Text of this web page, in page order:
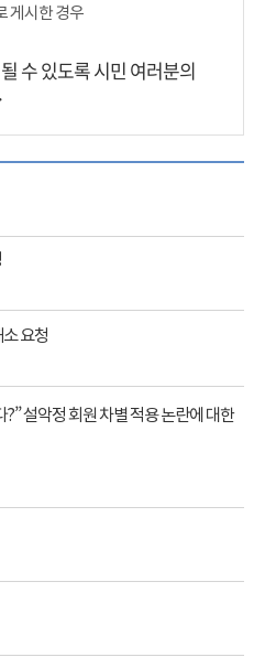
게시한 경우
수 있도록 시민 여러분의
요청
설악정 회원 차별 적용 논란에 대한